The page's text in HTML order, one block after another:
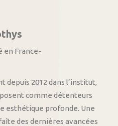
en France-
depuis 2012 dans l’institut,
comme détenteurs
esthétique profonde. Une
des dernières avancées